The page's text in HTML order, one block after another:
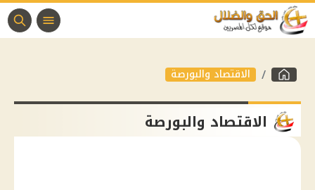
الاقتصاد والبورصة
الاقتصاد والبورصة